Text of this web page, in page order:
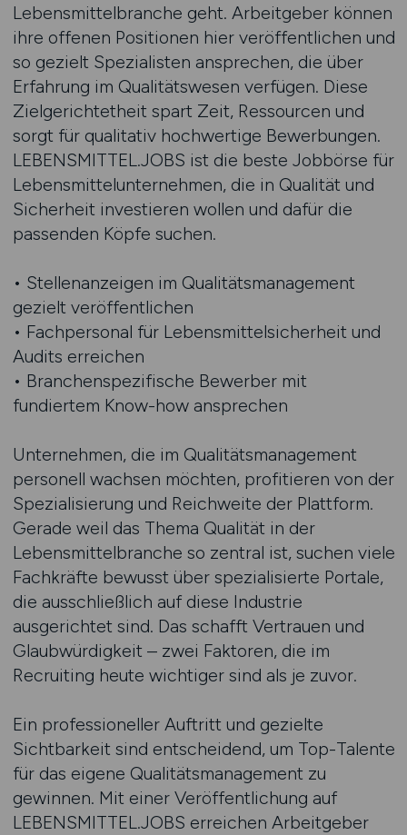
Lebensmittelbranche geht. Arbeitgeber können
ihre offenen Positionen hier veröffentlichen und
so gezielt Spezialisten ansprechen, die über
Erfahrung im Qualitätswesen verfügen. Diese
Zielgerichtetheit spart Zeit, Ressourcen und
sorgt für qualitativ hochwertige Bewerbungen.
LEBENSMITTEL.JOBS ist die beste Jobbörse für
Lebensmittelunternehmen, die in Qualität und
Sicherheit investieren wollen und dafür die
passenden Köpfe suchen.
• Stellenanzeigen im Qualitätsmanagement
gezielt veröffentlichen
• Fachpersonal für Lebensmittelsicherheit und
Audits erreichen
• Branchenspezifische Bewerber mit
fundiertem Know-how ansprechen
Unternehmen, die im Qualitätsmanagement
personell wachsen möchten, profitieren von der
Spezialisierung und Reichweite der Plattform.
Gerade weil das Thema Qualität in der
Lebensmittelbranche so zentral ist, suchen viele
Fachkräfte bewusst über spezialisierte Portale,
die ausschließlich auf diese Industrie
ausgerichtet sind. Das schafft Vertrauen und
Glaubwürdigkeit – zwei Faktoren, die im
Recruiting heute wichtiger sind als je zuvor.
Ein professioneller Auftritt und gezielte
Sichtbarkeit sind entscheidend, um Top-Talente
für das eigene Qualitätsmanagement zu
gewinnen. Mit einer Veröffentlichung auf
LEBENSMITTEL.JOBS erreichen Arbeitgeber